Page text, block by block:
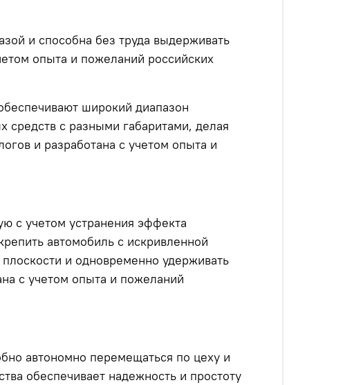
и способна без труда выдерживать
опыта и пожеланий российских
широкий диапазон
средств с разными габаритами, делая
и разработана с учетом опыта и
с учетом устранения эффекта
автомобиль с искривленной
и одновременно удерживать
с учетом опыта и пожеланий
автономно перемещаться по цеху и
обеспечивает надежность и простоту